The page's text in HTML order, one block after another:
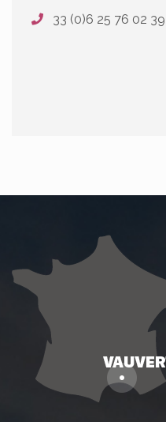
33 (0)6 25 76 02 39